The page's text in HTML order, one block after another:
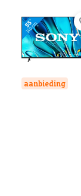
aanbieding
Beoordeling is 8,6